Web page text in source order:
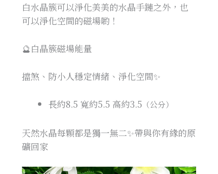
白水晶簇可以淨化美美的水晶手鏈之外，也
可以淨化空間的磁場喲！
🔮白晶簇磁場能量
擋煞、防小人穩定情緒、淨化空間✨
長約8.5 寬約5.5 高約3.5 （公分）
天然水晶每顆都是獨一無二✨帶與你有緣的原
礦回家